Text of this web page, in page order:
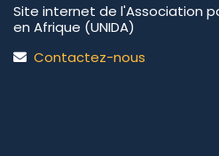
Site internet de l'Association
en Afrique (UNIDA)
Contactez-nous